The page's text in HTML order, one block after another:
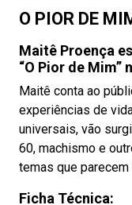
O PIOR DE
Maitê Proença
“O Pior de Mim”
Maitê conta ao
experiências de
universais, vão
60, machismo e
temas que parecem
Ficha Técnica: